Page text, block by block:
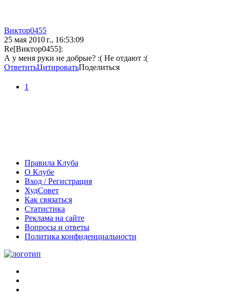
Виктор0455
25 мая 2010 г., 16:53:09
Re[Виктор0455]:
А у меня руки не добрые? :( Не отдают :(
ОтветитьЦитироватьПоделиться
1
Правила Клуба
О Клубе
Вход / Регистрация
ХудСовет
Как связаться
Статистика
Реклама на сайте
Вопросы и ответы
Политика конфиденциальности